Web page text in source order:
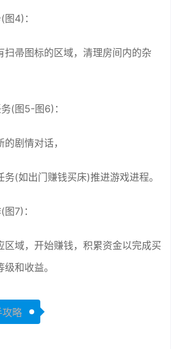
4)：
扫帚图标的区域，清理房间内的杂
(图5-图6)：
剧情对话，
(如出门赚钱买床)推进游戏进程。
7)：
区域，开始赚钱，积累资金以完成买
和收益。
攻略